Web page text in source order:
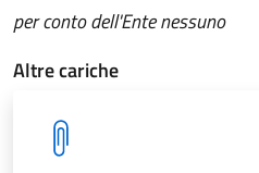
per conto dell'Ente nessuno
Altre cariche